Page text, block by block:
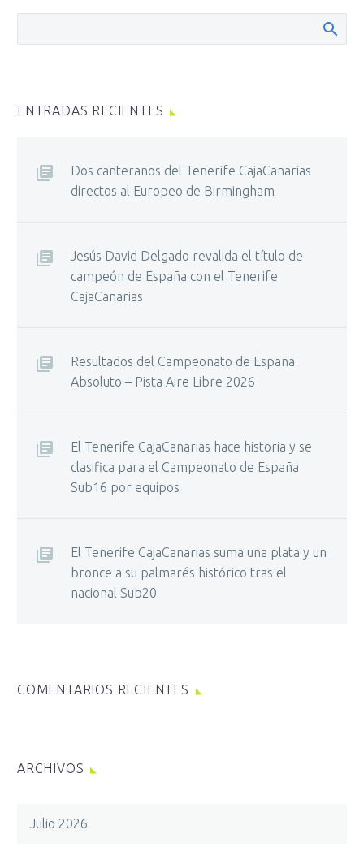
ENTRADAS RECIENTES
Dos canteranos del Tenerife CajaCanarias
directos al Europeo de Birmingham
Jesús David Delgado revalida el título de
campeón de España con el Tenerife
CajaCanarias
Resultados del Campeonato de España
Absoluto – Pista Aire Libre 2026
El Tenerife CajaCanarias hace historia y se
clasifica para el Campeonato de España
Sub16 por equipos
El Tenerife CajaCanarias suma una plata y un
bronce a su palmarés histórico tras el
nacional Sub20
COMENTARIOS RECIENTES
ARCHIVOS
Julio 2026